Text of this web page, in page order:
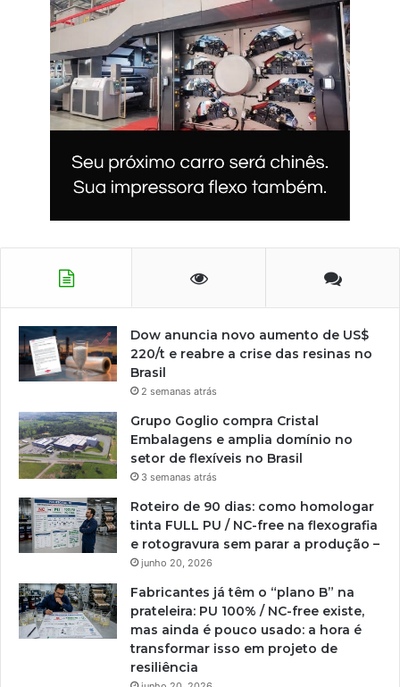
Dow anuncia novo aumento de US$
220/t e reabre a crise das resinas no
Brasil
2 semanas atrás
Grupo Goglio compra Cristal
Embalagens e amplia domínio no
setor de flexíveis no Brasil
3 semanas atrás
Roteiro de 90 dias: como homologar
tinta FULL PU / NC-free na flexografia
e rotogravura sem parar a produção –
junho 20, 2026
Fabricantes já têm o “plano B” na
prateleira: PU 100% / NC-free existe,
mas ainda é pouco usado: a hora é
transformar isso em projeto de
resiliência